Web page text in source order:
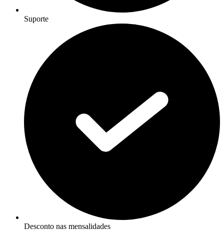
Suporte
Desconto nas mensalidades